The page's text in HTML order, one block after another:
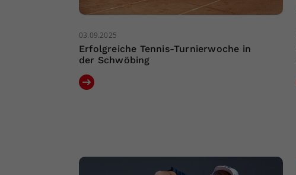
03.09.2025
Erfolgreiche Tennis-Turnierwoche in
der Schwöbing